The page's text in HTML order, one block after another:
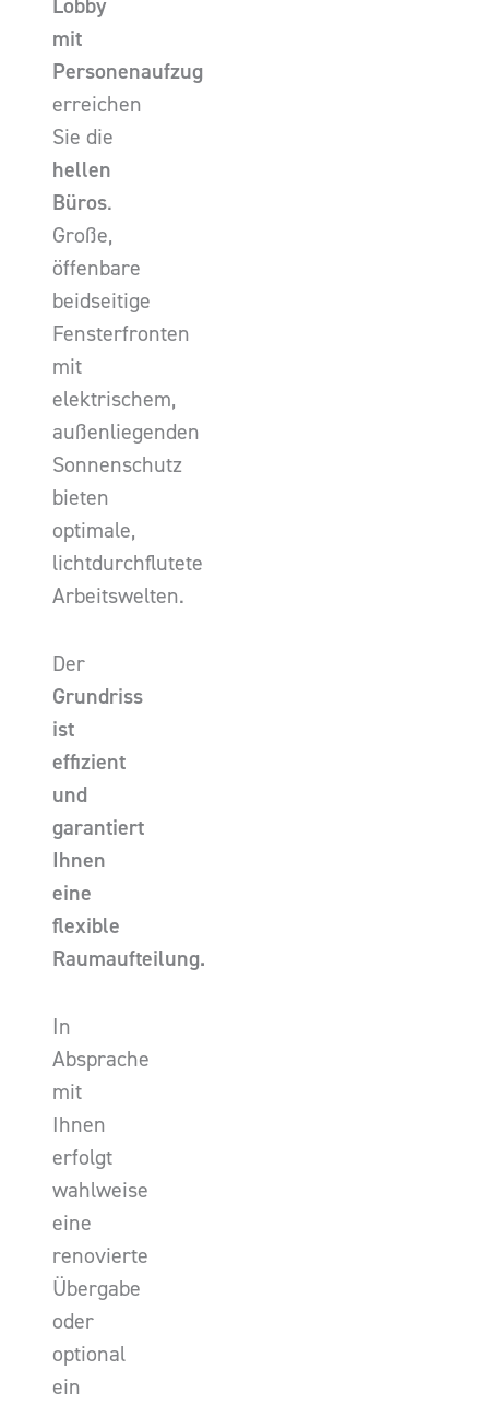
Lobby
mit
Personenaufzug
erreichen
Sie die
hellen
Büros.
Große,
öffenbare
beidseitige
Fensterfronten
mit
elektrischem,
außenliegenden
Sonnenschutz
bieten
optimale,
lichtdurchflutete
Arbeitswelten.
Der
Grundriss
ist
effizient
und
garantiert
Ihnen
eine
flexible
Raumaufteilung.
In
Absprache
mit
Ihnen
erfolgt
wahlweise
eine
renovierte
Übergabe
oder
optional
ein